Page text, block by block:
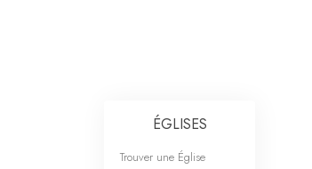
ÉGLISES
Trouver une Église